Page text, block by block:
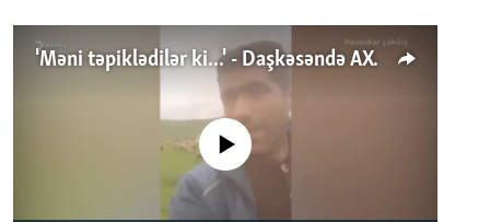
'Məni təpiklədilər ki...' - Daşkəsəndə AXCP fəalının yaxınları onun həbsinə etiraz edirlər
No media source currently available